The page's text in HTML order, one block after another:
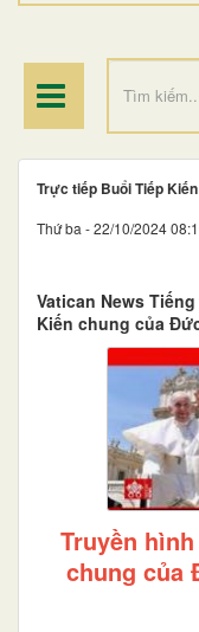
ĐIỂM HÀNH
Trực tiếp Buổi Tiếp
Thứ ba - 22/10/2024
Vatican News
Kiến chung của
Truyền
chung của